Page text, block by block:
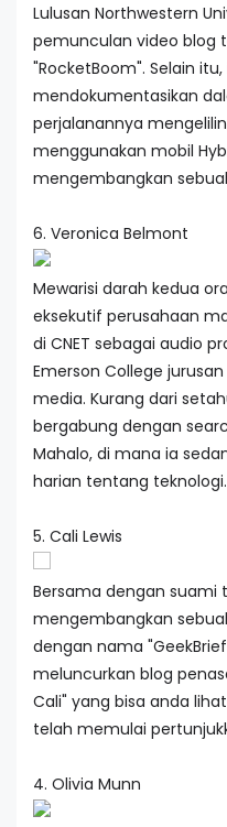
Lulusan Northwestern
pemunculan video blog
"RocketBoom". Selain
mendokumentasikan
perjalanannya
menggunakan mobil
mengembangkan
6. Veronica Belmont
Mewarisi darah kedua
eksekutif perusahaan
di CNET sebagai audio
Emerson College
media. Kurang dari
bergabung dengan
Mahalo, di mana ia
harian tentang teknologi.
5. Cali Lewis
Bersama dengan suami
mengembangkan
dengan nama
meluncurkan blog
Cali" yang bisa anda
telah memulai
4. Olivia Munn